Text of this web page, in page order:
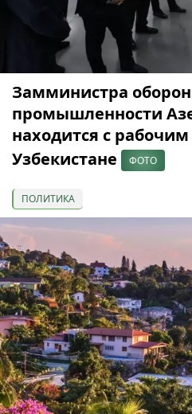
Замминистра
промышленности
находится с
Узбекистане
ФОТО
ПОЛИТИКА